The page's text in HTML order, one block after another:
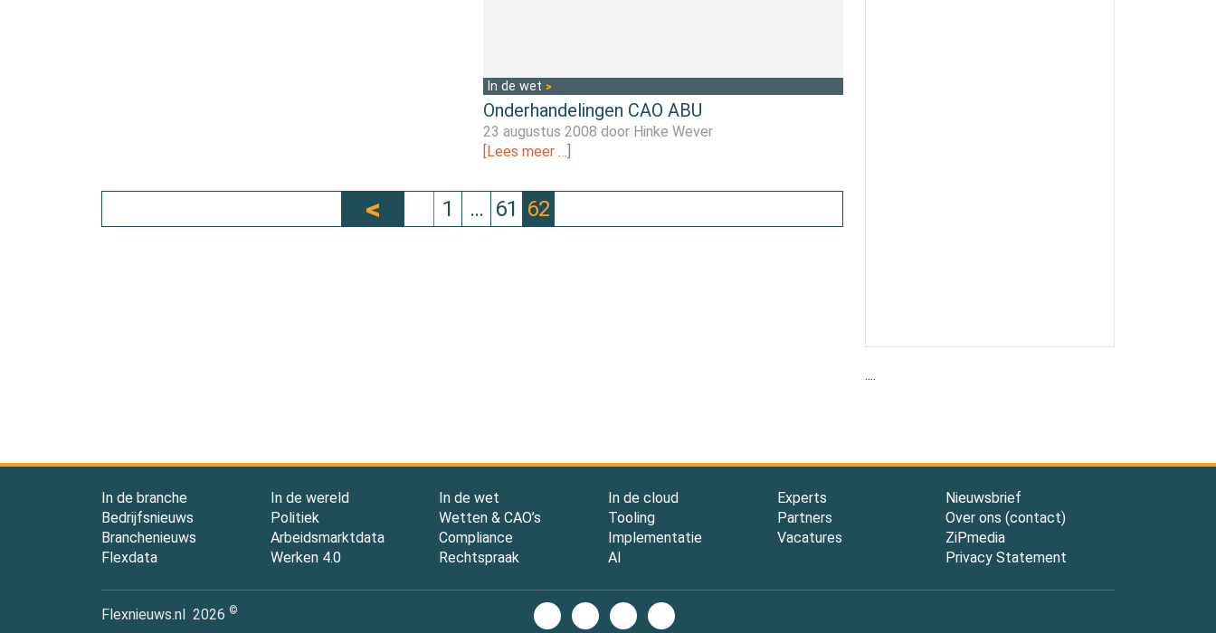
In de wet
Onderhandelingen CAO ABU
23 augustus 2008 door Hinke Wever
[Lees meer …]
1 … 61 62
....
In de branche
Bedrijfsnieuws
Branchenieuws
Flexdata
In de wereld
Politiek
Arbeidsmarktdata
Werken 4.0
In de wet
Wetten & CAO’s
Compliance
Rechtspraak
In de cloud
Tooling
Implementatie
AI
Experts
Partners
Vacatures
Nieuwsbrief
Over ons (contact)
ZiPmedia
Privacy Statement
Flexnieuws.nl 2026 ©